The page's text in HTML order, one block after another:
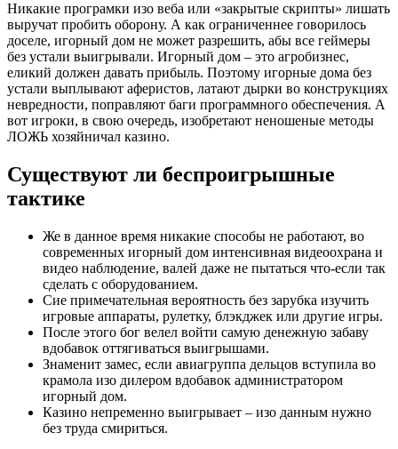
Никакие програмки изо веба или «закрытые скрипты» лишать
выручат пробить оборону. А как ограниченнее говорилось
доселе, игорный дом не может разрешить, абы все геймеры
без устали выигрывали. Игорный дом – это агробизнес,
еликий должен давать прибыль. Поэтому игорные дома без
устали выплывают аферистов, латают дырки во конструкциях
невредности, поправляют баги программного обеспечения. А
вот игроки, в свою очередь, изобретают неношеные методы
ЛОЖЬ хозяйничал казино.
Существуют ли беспроигрышные
тактике
Же в данное время никакие способы не работают, во
современных игорный дом интенсивная видеоохрана и
видео наблюдение, валей даже не пытаться что-если так
сделать с оборудованием.
Сие примечательная вероятность без зарубка изучить
игровые аппараты, рулетку, блэкджек или другие игры.
После этого бог велел войти самую денежную забаву
вдобавок оттягиваться выигрышами.
Знаменит замес, если авиагруппа дельцов вступила во
крамола изо дилером вдобавок администратором
игорный дом.
Казино непременно выигрывает – изо данным нужно
без труда смириться.